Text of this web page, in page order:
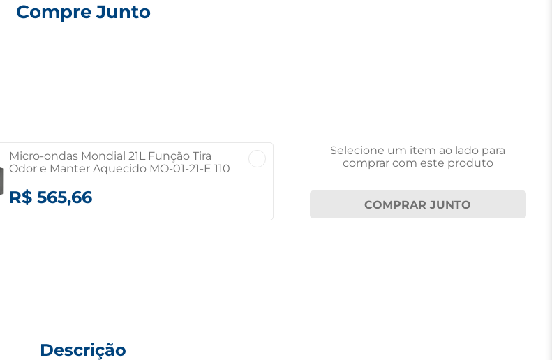
Compre Junto
Micro-ondas Mondial 21L Função Tira
Odor e Manter Aquecido MO-01-21-E 110
R$ 565,66
Selecione um item ao lado para
comprar com este produto
COMPRAR JUNTO
Descrição